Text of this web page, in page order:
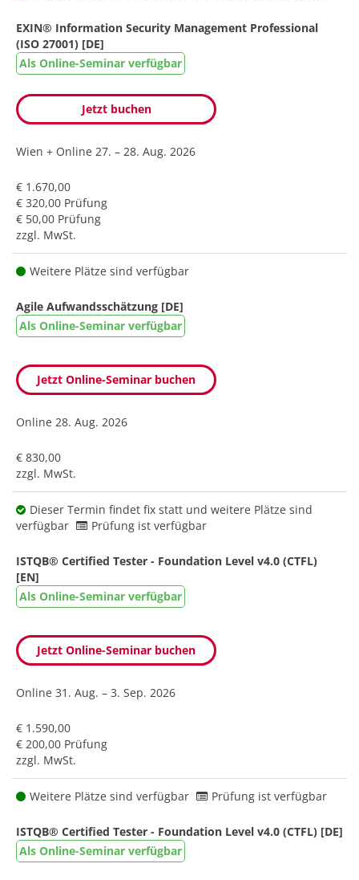
EXIN® Information Security Management Professional
(ISO 27001) [DE]
Als Online-Seminar verfügbar
Jetzt buchen
Wien + Online 27. – 28. Aug. 2026
€ 1.670,00
€ 320,00 Prüfung
€ 50,00 Prüfung
zzgl. MwSt.
Weitere Plätze sind verfügbar
Agile Aufwandsschätzung [DE]
Als Online-Seminar verfügbar
Jetzt Online-Seminar buchen
Online 28. Aug. 2026
€ 830,00
zzgl. MwSt.
Dieser Termin findet fix statt und weitere Plätze sind
verfügbar
Prüfung ist verfügbar
ISTQB® Certified Tester - Foundation Level v4.0 (CTFL)
[EN]
Als Online-Seminar verfügbar
Jetzt Online-Seminar buchen
Online 31. Aug. – 3. Sep. 2026
€ 1.590,00
€ 200,00 Prüfung
zzgl. MwSt.
Weitere Plätze sind verfügbar Prüfung ist verfügbar
ISTQB® Certified Tester - Foundation Level v4.0 (CTFL) [DE]
Als Online-Seminar verfügbar